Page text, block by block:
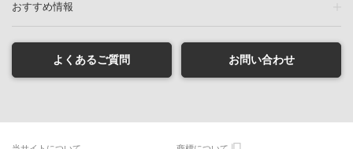
おすすめ情報
よくあるご質問 お問い合わせ